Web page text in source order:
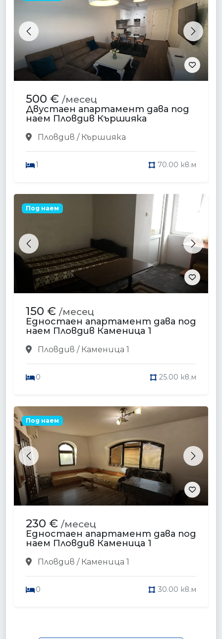
Previous Next
500 € /месец
Двустаен апартамент дава под
наем Пловдив Кършияка
Пловдив / Кършияка
1 70.00 кв.м
Previous Next
Под наем
150 € /месец
Едностаен апартамент дава под
наем Пловдив Каменица 1
Пловдив / Каменица 1
0 25.00 кв.м
Previous Next
Под наем
230 € /месец
Едностаен апартамент дава под
наем Пловдив Каменица 1
Пловдив / Каменица 1
0 30.00 кв.м